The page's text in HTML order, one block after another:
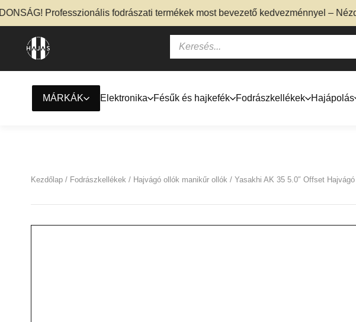
Professzionális fodrászati termékek most bevezető kedvezménnyel – Nézd
MÁRKÁK Elektronika Fésűk és hajkefék Fodrászkellékek Hajápolás
Kezdőlap / Fodrászkellékek / Hajvágó ollók manikűr ollók / Yasakhi AK 35 5.0″ Offset